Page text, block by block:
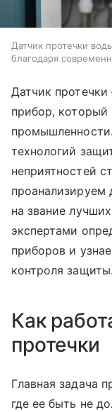
Датчик протечки
благодаря
Датчик
прибор, который
технологий
неприятностей
проанализируем
на звание
экспертами
приборов и
контроля защиты.
Как
протечки
Главная задача
где ее быть не